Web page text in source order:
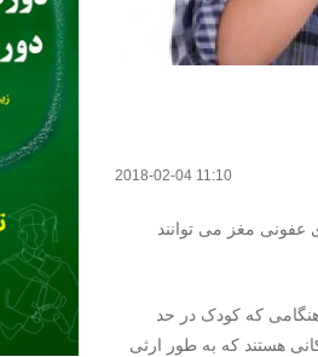
2018-02-04 11:10
عفونی مغز می توانند
هنگامی که کودک در حد
هستند که به طور ارثی